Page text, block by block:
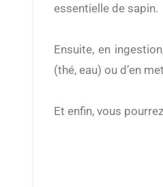
essentielle de sapin.
Ensuite, en
(thé, eau) ou d’en
Et enfin, vous